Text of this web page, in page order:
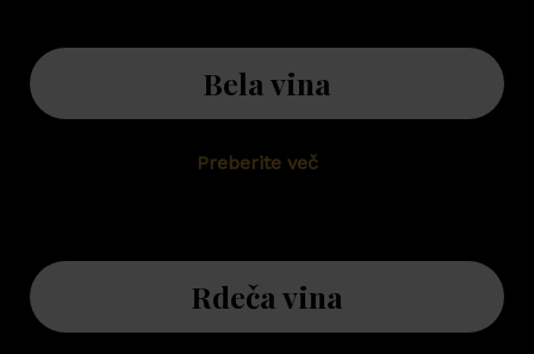
Bela vina
Preberite več
Rdeča vina